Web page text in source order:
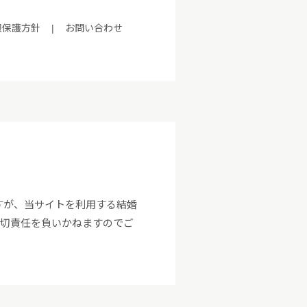
護方針 | お問い合わせ
、当サイトを利用する結婚
責任を負いかねますのでご